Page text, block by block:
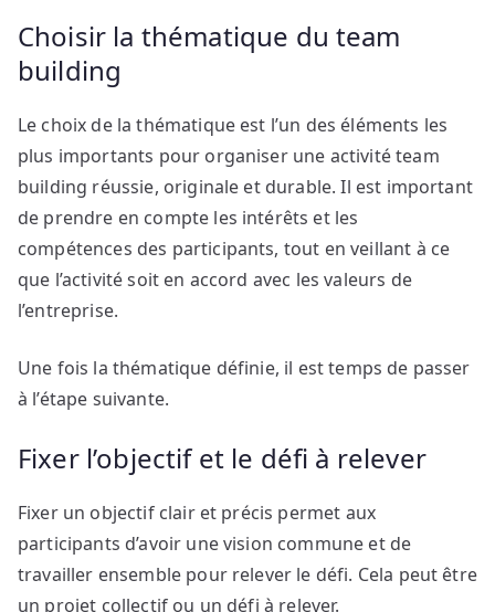
Choisir la thématique du team
building
Le choix de la thématique est l’un des éléments les
plus importants pour organiser une activité team
building réussie, originale et durable. Il est important
de prendre en compte les intérêts et les
compétences des participants, tout en veillant à ce
que l’activité soit en accord avec les valeurs de
l’entreprise.
Une fois la thématique définie, il est temps de passer
à l’étape suivante.
Fixer l’objectif et le défi à relever
Fixer un objectif clair et précis permet aux
participants d’avoir une vision commune et de
travailler ensemble pour relever le défi. Cela peut être
un projet collectif ou un défi à relever.